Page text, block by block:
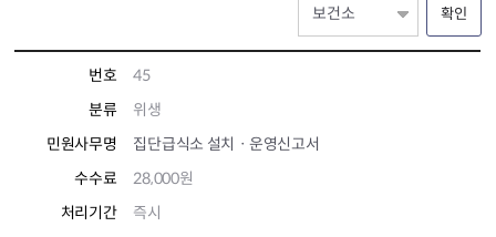
확인
번호
45
분류
위생
민원사무명
집단급식소 설치ㆍ운영신고서
수수료
28,000원
처리기간
즉시